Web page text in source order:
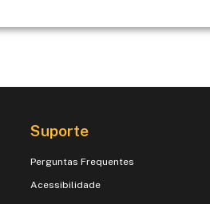
Suporte
Perguntas Frequentes
Acessibilidade